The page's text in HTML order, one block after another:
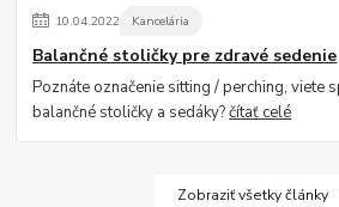
10.04.2022 Kancelária
Balančné stoličky pre zdravé sedenie
Poznáte označenie sitting / perching, viete
balančné stoličky a sedáky?čítať celé
Zobraziť všetky články